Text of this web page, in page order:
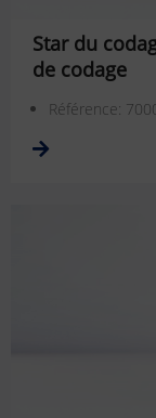
Star du
de codage
Référence: